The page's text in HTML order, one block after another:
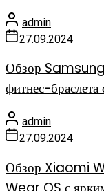
admin
27.09.2024
Обзор
фитнес-
admin
27.09.2024
Обзор Xiaomi